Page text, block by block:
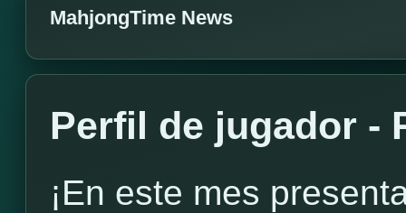
MahjongTime News
Perfil de jugador -
¡En este mes